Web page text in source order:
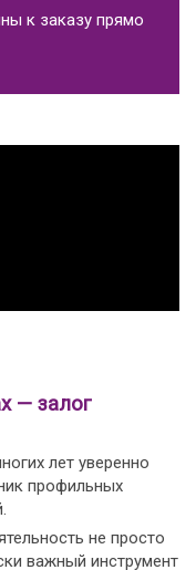
к заказу прямо
— залог
лет уверенно
профильных
не просто
важный инструмент